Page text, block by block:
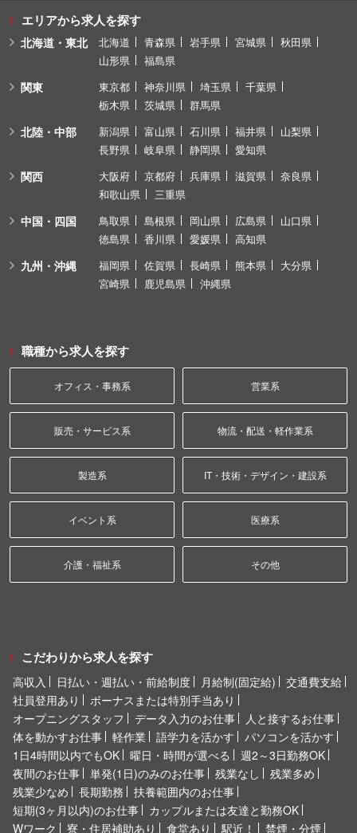
エリアから求人を探す
北海道・東北 北海道 青森県 岩手県 宮城県
秋田県
山形県
福島県
関東 東京都 神奈川県 埼玉県
千葉県
栃木県
茨城県 群馬県
北陸・中部 新潟県 富山県 石川県 福井県
山梨県
長野県
岐阜県 静岡県 愛知県
関西 大阪府 京都府 兵庫県 滋賀県
奈良県
和歌山県
三重県
中国・四国 鳥取県 島根県 岡山県 広島県
山口県
徳島県
香川県 愛媛県 高知県
九州・沖縄 福岡県 佐賀県 長崎県 熊本県
大分県
宮崎県
鹿児島県 沖縄県
職種から求人を探す
オフィス・事務系 営業系
販売・サービス系 物流・配送・軽作業系
製造系 IT・技術・デザイン・建設系
イベント系 医療系
介護・福祉系 その他
こだわりから求人を探す
高収入 日払い・週払い・前給制度 月給制(固定給)
交通費支給
社員登用あり
ボーナスまたは特別手当あり
オープニングスタッフ
データ入力のお仕事
人と接するお仕事
体を動かすお仕事
軽作業 語学力を活かす
パソコンを活かす
1日4時間以内でもOK
曜日・時間が選べる
週2～3日勤務OK
夜間のお仕事
単発(1日)のみのお仕事 残業なし
残業多め
残業少なめ
長期勤務
扶養範囲内のお仕事
短期(3ヶ月以内)のお仕事
カップルまたは友達と勤務OK
Wワーク
寮・住居補助あり 食堂あり 駅近！ 禁煙・分煙